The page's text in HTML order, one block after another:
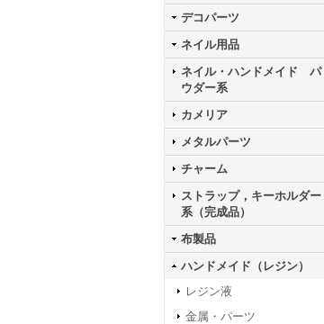
デコパーツ
ネイル用品
ネイル・ハンドメイド パ
ウダー系
カメリア
メタルパーツ
チャーム
ストラップ，キーホルダー
系（完成品）
布製品
ハンドメイド（レジン）
レジン液
金属・パーツ